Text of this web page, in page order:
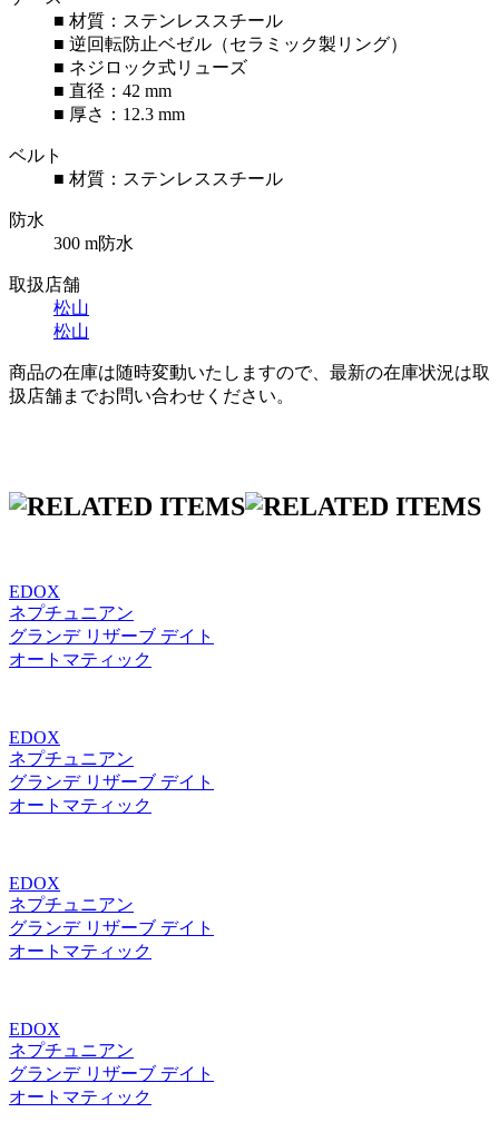
■ 材質：ステンレススチール
■ 逆回転防止ベゼル（セラミック製リング）
■ ネジロック式リューズ
■ 直径：42 mm
■ 厚さ：12.3 mm
ベルト
■ 材質：ステンレススチール
防水
300 m防水
取扱店舗
松山
松山
商品の在庫は随時変動いたしますので、最新の在庫状況は取
扱店舗までお問い合わせください。
EDOX
ネプチュニアン
グランデ リザーブ デイト
オートマティック
EDOX
ネプチュニアン
グランデ リザーブ デイト
オートマティック
EDOX
ネプチュニアン
グランデ リザーブ デイト
オートマティック
EDOX
ネプチュニアン
グランデ リザーブ デイト
オートマティック